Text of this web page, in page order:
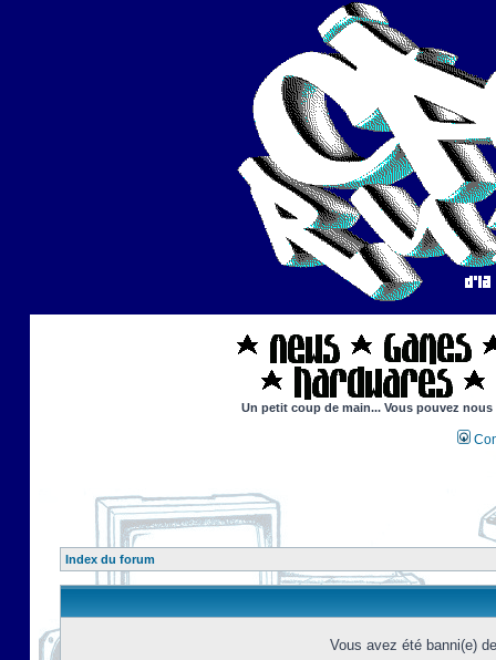
Un petit coup de main... Vous pouvez
Index du forum
Vous avez été banni(e)